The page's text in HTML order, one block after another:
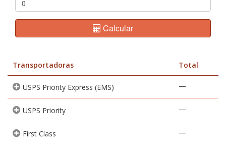
Calcular
Transportadoras Total
USPS Priority Express (EMS) —
USPS Priority —
First Class —